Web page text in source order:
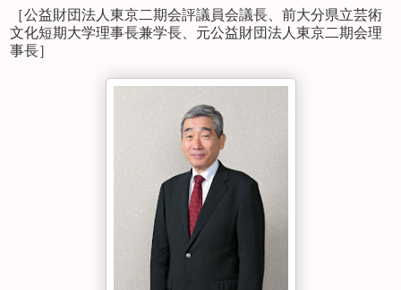
［公益財団法人東京二期会評議員会議長、前大分県立芸術
文化短期大学理事長兼学長、元公益財団法人東京二期会理
事長］